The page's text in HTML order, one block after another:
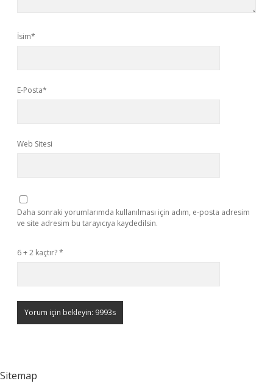
İsim*
E-Posta*
Web Sitesi
Daha sonraki yorumlarımda kullanılması için adım, e-posta adresim
ve site adresim bu tarayıcıya kaydedilsin.
6 + 2 kaçtır?*
Sitemap